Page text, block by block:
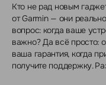
Кто не рад новым
от Garmin — они
вопрос: когда ваше
важно? Да всё просто:
ваша гарантия, когда
получите поддержку.